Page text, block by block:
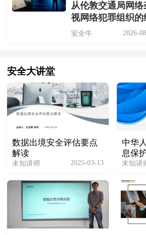
从伦敦交通局网
视网络犯罪组织
安全牛 2026-
安全大讲堂
数据出境安全评估要点
解读
未知讲师 2025-03-13
中华
息保
未知讲